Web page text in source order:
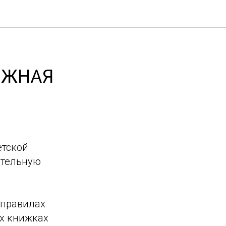
книжках